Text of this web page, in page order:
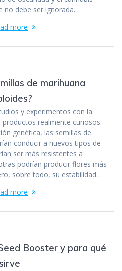
no debe ser ignorada.…
more
de marihuana
y experimentos con la
realmente curiosos.
genética, las semillas de
conducir a nuevos tipos de
ser más resistentes a
podrían producir flores más
sobre todo, su estabilidad…
more
Booster y para qué
sirve